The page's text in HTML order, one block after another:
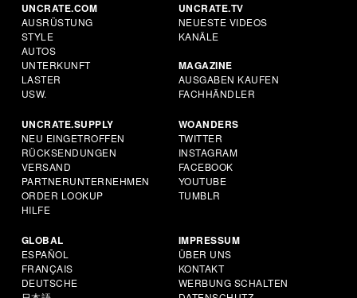
UNCRATE.COM
AUSRÜSTUNG
STYLE
AUTOS
UNTERKUNFT
LASTER
USW.
UNCRATE.TV
NEUESTE VIDEOS
KANÄLE
MAGAZINE
AUSGABEN KAUFEN
FACHHÄNDLER
UNCRATE.SUPPLY
NEU EINGETROFFEN
RÜCKSENDUNGEN
VERSAND
PARTNERUNTERNEHMEN
ORDER LOOKUP
HILFE
WOANDERS
TWITTER
INSTAGRAM
FACEBOOK
YOUTUBE
TUMBLR
GLOBAL
ESPAÑOL
FRANÇAIS
DEUTSCHE
IMPRESSUM
ÜBER UNS
KONTAKT
WERBUNG SCHALTEN